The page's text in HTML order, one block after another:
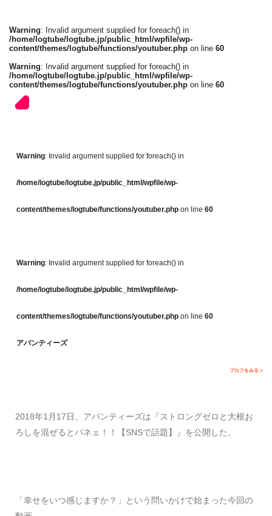
Warning: Invalid argument supplied for foreach() in
/home/logtube/logtube.jp/public_html/wpfile/wp-
content/themes/logtube/functions/youtuber.php on line 60
Warning: Invalid argument supplied for foreach() in
/home/logtube/logtube.jp/public_html/wpfile/wp-
content/themes/logtube/functions/youtuber.php on line 60
Warning: Invalid argument supplied for foreach() in
/home/logtube/logtube.jp/public_html/wpfile/wp-
content/themes/logtube/functions/youtuber.php on line 60
Warning: Invalid argument supplied for foreach() in
/home/logtube/logtube.jp/public_html/wpfile/wp-
content/themes/logtube/functions/youtuber.php on line 60
アバンティーズ
プロフをみる >
2018年1月17日、アバンティーズは『ストロングゼロと大根お
ろしを混ぜるとパネェ！！【SNSで話題】』を公開した。
「幸せをいつ感じますか？」という問いかけで始まった今回の